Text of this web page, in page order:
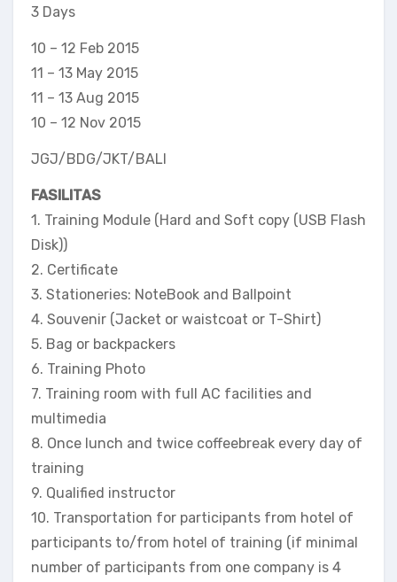
3 Days
10 – 12 Feb 2015
11 – 13 May 2015
11 – 13 Aug 2015
10 – 12 Nov 2015
JGJ/BDG/JKT/BALI
FASILITAS
1. Training Module (Hard and Soft copy (USB Flash
Disk))
2. Certificate
3. Stationeries: NoteBook and Ballpoint
4. Souvenir (Jacket or waistcoat or T-Shirt)
5. Bag or backpackers
6. Training Photo
7. Training room with full AC facilities and
multimedia
8. Once lunch and twice coffeebreak every day of
training
9. Qualified instructor
10. Transportation for participants from hotel of
participants to/from hotel of training (if minimal
number of participants from one company is 4